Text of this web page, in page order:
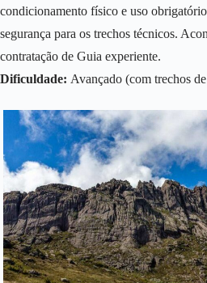
condicionamento físico e uso
segurança para os trechos técnicos.
contratação de Guia experiente.
Dificuldade: Avançado (com trechos